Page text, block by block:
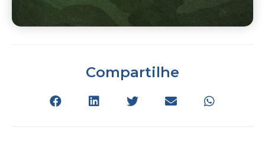
Compartilhe